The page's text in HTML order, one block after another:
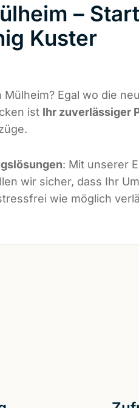
–
Kuster
Egal wo die
ist Ihr zuverlässiger
: Mit unserer
wir sicher, dass Ihr
wie möglich